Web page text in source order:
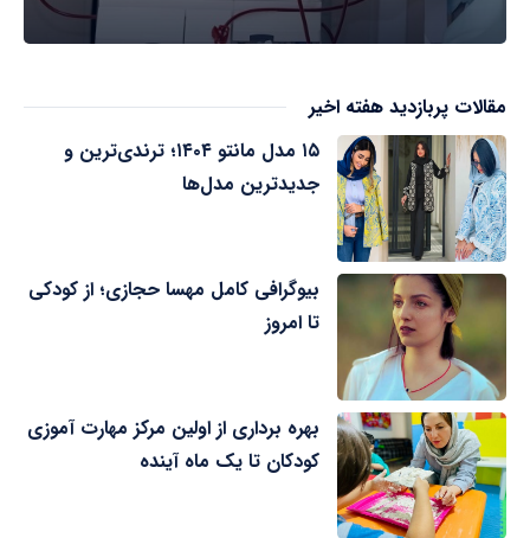
مقالات پربازدید هفته اخیر
۱۵ مدل مانتو ۱۴۰۴؛ ترندی‌ترین و
جدیدترین مدل‌ها
بیوگرافی کامل مهسا حجازی؛ از کودکی
تا امروز
بهره برداری از اولین مرکز مهارت آموزی
کودکان تا یک ماه آینده